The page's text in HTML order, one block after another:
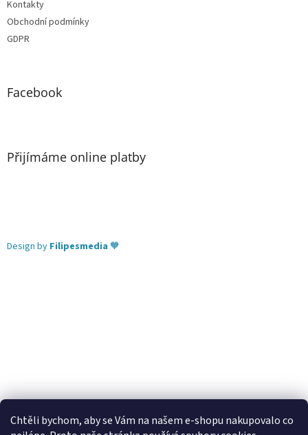
Chtěli bychom, aby se Vám na našem e-shopu nakupovalo co
Kontakty
Obchodní podmínky
GDPR
Facebook
Přijímáme online platby
Design by Filipesmedia 🧡